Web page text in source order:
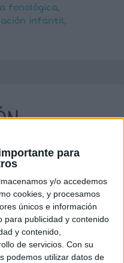
para
y/o accedemos
cookies, y procesamos
únicos e información
para publicidad y contenido
y contenido,
de servicios. Con su
podemos utilizar datos de
fonológica,
infantil,
5 AÑOS
Pérez
Dejar